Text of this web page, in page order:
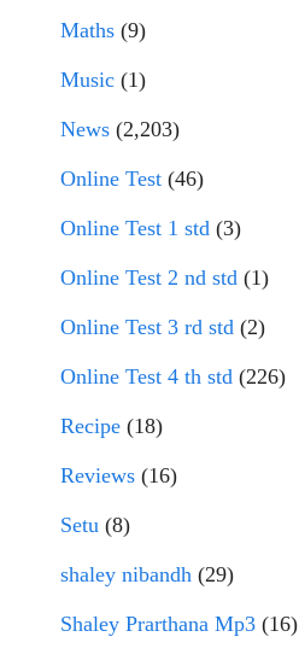
Maths (9)
Music (1)
News (2,203)
Online Test (46)
Online Test 1 std (3)
Online Test 2 nd std (1)
Online Test 3 rd std (2)
Online Test 4 th std (226)
Recipe (18)
Reviews (16)
Setu (8)
shaley nibandh (29)
Shaley Prarthana Mp3 (16)